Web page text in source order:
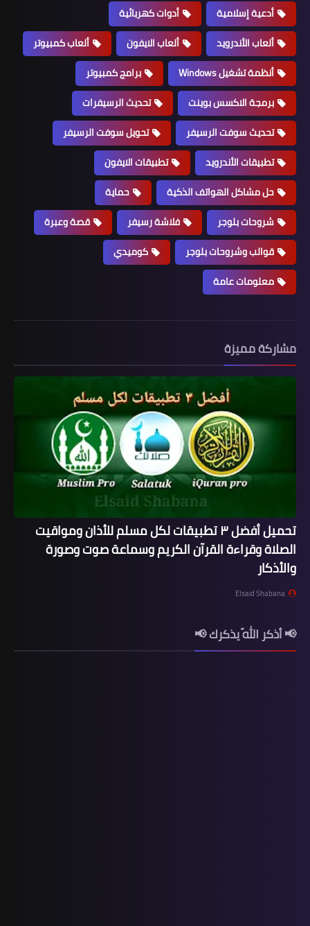
أدعية إسلامية
أدوات كهربائية
ألعاب الأندرويد
ألعاب الايفون
ألعاب كمبيوتر
أنظمة تشغيل Windows
برامج كمبيوتر
برمجة الاكسس بوينت
تحديث الرسيفرات
تحديث سوفت الرسيفر
تحويل سوفت الرسيفر
تطبيقات الأندرويد
تطبيقات الايفون
حل مشاكل الهواتف الذكية
حماية
شروحات بلوجر
فلاشة رسيفر
قصة وعبرة
قوالب وشروحات بلوجر
كوميدي
معلومات عامة
مشاركة مميزة
تحميل أفضل ٣ تطبيقات لكل مسلم للأذان ومواقيت
الصلاة وقراءة القرآن الكريم وسماعة صوت وصورة
والأذكار
Elsaid Shabana
📢 أذكر اللّه يذكرك 📢